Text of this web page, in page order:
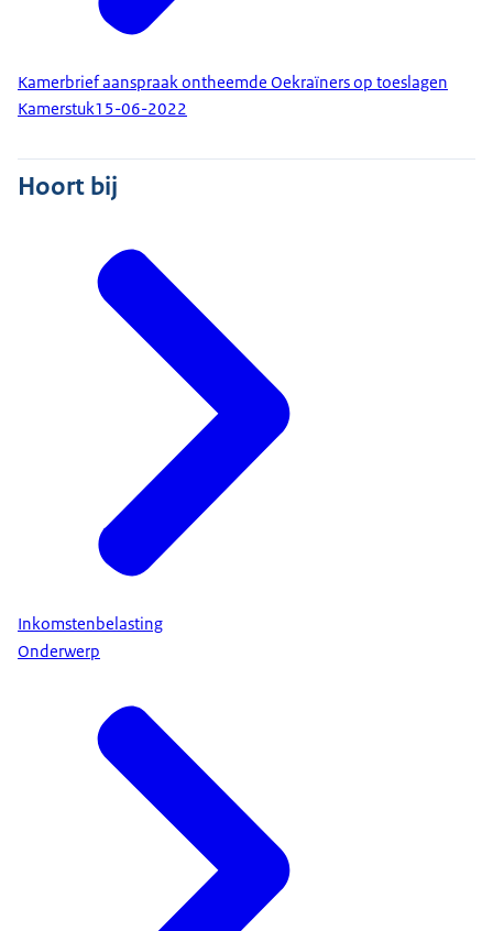
Kamerbrief aanspraak ontheemde Oekraïners op toeslagen
Kamerstuk15-06-2022
Hoort bij
Inkomstenbelasting
Onderwerp